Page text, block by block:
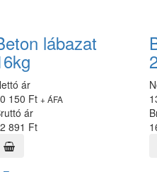
lábazat
ár
150 Ft + ÁFA
ár
891 Ft
–